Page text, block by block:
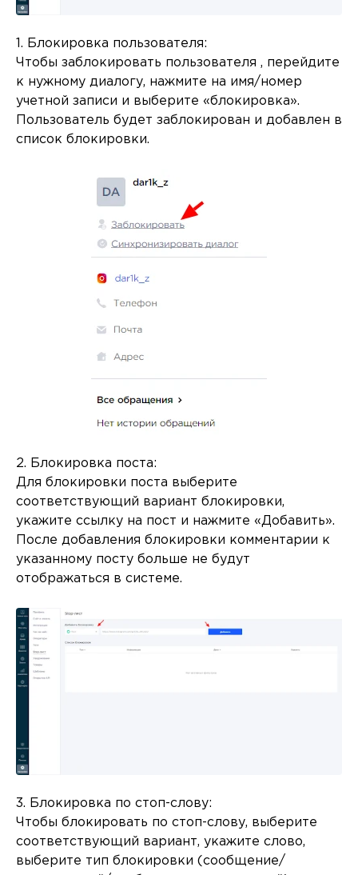
1. Блокировка пользователя:
Чтобы заблокировать пользователя , перейдите
к нужному диалогу, нажмите на имя/номер
учетной записи и выберите «блокировка».
Пользователь будет заблокирован и добавлен в
список блокировки.
2. Блокировка поста:
Для блокировки поста выберите
соответствующий вариант блокировки,
укажите ссылку на пост и нажмите «Добавить».
После добавления блокировки комментарии к
указанному посту больше не будут
отображаться в системе.
3. Блокировка по стоп-слову:
Чтобы блокировать по стоп-слову, выберите
соответствующий вариант, укажите слово,
выберите тип блокировки (сообщение/